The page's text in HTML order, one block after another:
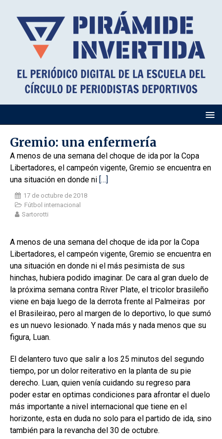
Gremio: una enfermería
A menos de una semana del choque de ida por la Copa
Libertadores, el campeón vigente, Gremio se encuentra en
una situación en donde ni […]
17 de octubre de 2018
Fútbol internacional
Sartorotti
A menos de una semana del choque de ida por la Copa
Libertadores, el campeón vigente, Gremio se encuentra en
una situación en donde ni el más pesimista de sus
hinchas, hubiera podido imaginar. De cara al gran duelo de
la próxima semana contra River Plate, el tricolor brasileño
viene en baja luego de la derrota frente al Palmeiras por
el Brasileirao, pero al margen de lo deportivo, lo que sumó
es un nuevo lesionado. Y nada más y nada menos que su
figura, Luan.
El delantero tuvo que salir a los 25 minutos del segundo
tiempo, por un dolor reiterativo en la planta de su pie
derecho. Luan, quien venía cuidando su regreso para
poder estar en optimas condiciones para afrontar el duelo
más importante a nivel internacional que tiene en el
horizonte, esta en duda no solo para el partido de ida, sino
también para la revancha del 30 de octubre.